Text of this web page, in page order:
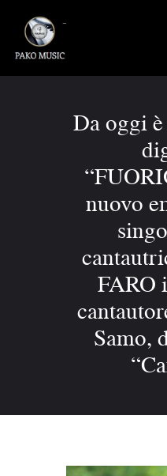
Da oggi
nuovo
FARO
Samo,